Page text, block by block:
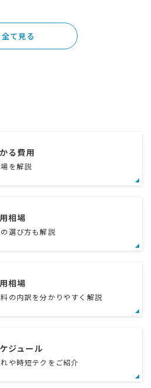
全て見る
る費用
を解説
相場
選び方も解説
相場
の内訳を分かりやすく解説
ジュール
や時短テクをご紹介